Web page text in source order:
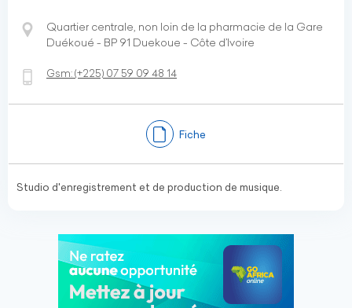
Quartier centrale, non loin de la pharmacie de la Gare
Duékoué - BP 91 Duekoue - Côte d’Ivoire
Gsm:(+225) 07 59 09 48 14
Fiche
Studio d'enregistrement et de production de musique.